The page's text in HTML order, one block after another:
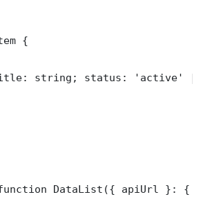
{
string; status: 'active' |
DataList({ apiUrl }: {